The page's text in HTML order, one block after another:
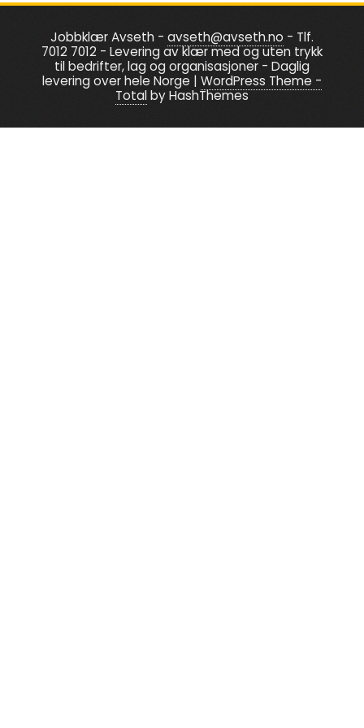
may
be
chosen
on
the
Jobbklær Avseth - avseth@avseth.no - Tlf.
7012 7012 - Levering av klær med og uten trykk
til bedrifter, lag og organisasjoner - Daglig
levering over hele Norge | WordPress Theme -
Totalby HashThemes